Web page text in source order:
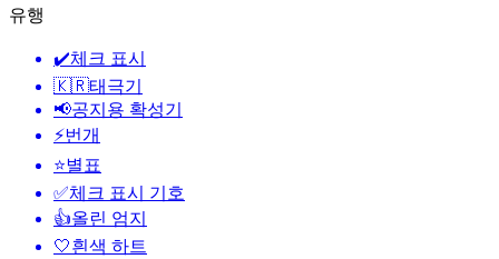
유행
✔️체크 표시
🇰🇷태극기
📢공지용 확성기
⚡번개
⭐별표
✅체크 표시 기호
👍올린 엄지
🤍흰색 하트